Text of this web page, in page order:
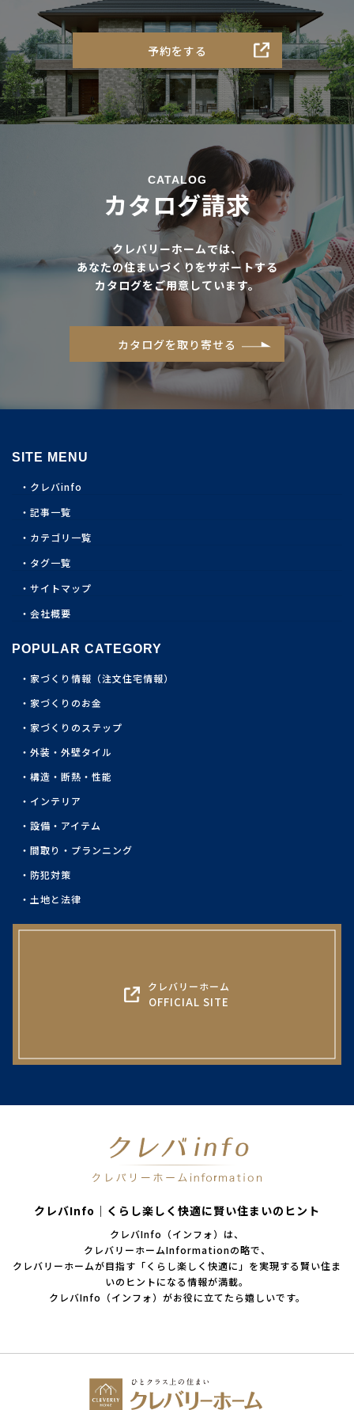
予約をする
CATALOG
カタログ請求
クレバリーホームでは、
あなたの住まいづくりをサポートする
カタログをご用意しています。
カタログを取り寄せる
SITE MENU
クレバinfo
記事一覧
カテゴリ一覧
タグ一覧
サイトマップ
会社概要
POPULAR CATEGORY
家づくり情報（注文住宅情報）
家づくりのお金
家づくりのステップ
外装・外壁タイル
構造・断熱・性能
インテリア
設備・アイテム
間取り・プランニング
防犯対策
土地と法律
クレバリーホーム
OFFICIAL SITE
クレバInfo｜くらし楽しく快適に賢い住まいのヒント
クレバInfo（インフォ）は、
クレバリーホームInformationの略で、
クレバリーホームが目指す「くらし楽しく快適に」を実現する賢い住ま
いのヒントになる情報が満載。
クレバInfo（インフォ）がお役に立てたら嬉しいです。